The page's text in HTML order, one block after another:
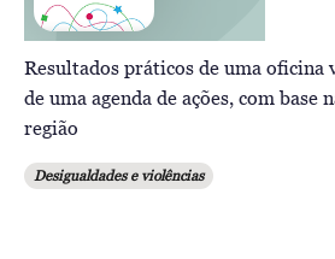
Resultados práticos de uma oficina
de uma agenda de ações, com base
região
Desigualdades e violências